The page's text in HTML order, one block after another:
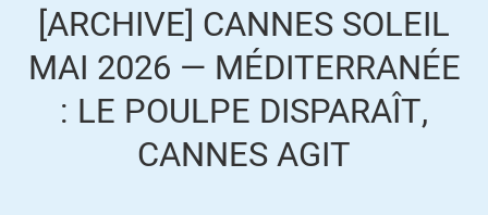
[ARCHIVE] CANNES SOLEIL
MAI 2026 — MÉDITERRANÉE
: LE POULPE DISPARAÎT,
CANNES AGIT